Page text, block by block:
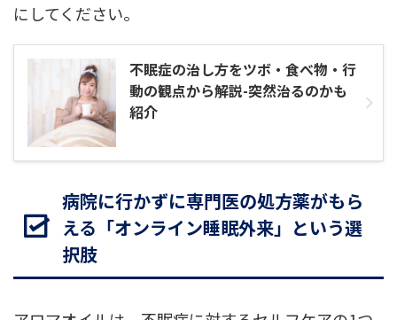
にしてください。
不眠症の治し方をツボ・食べ物・行
動の観点から解説-突然治るのかも
紹介
病院に行かずに専門医の処方薬がもら
える「オンライン睡眠外来」という選
択肢